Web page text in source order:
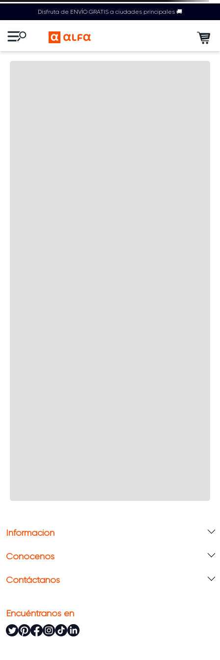
Disfruta de ENVÍO GRATIS a ciudades principales 🚚
Información
Conócenos
Contáctanos
Encuéntranos en